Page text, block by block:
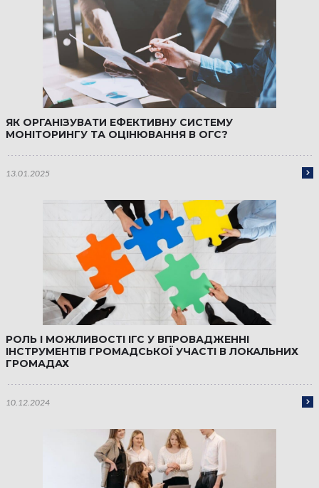
ЯК ОРГАНІЗУВАТИ ЕФЕКТИВНУ СИСТЕМУ
МОНІТОРИНГУ ТА ОЦІНЮВАННЯ В ОГС?
13.01.2025
РОЛЬ І МОЖЛИВОСТІ ІГС У ВПРОВАДЖЕННІ
ІНСТРУМЕНТІВ ГРОМАДСЬКОЇ УЧАСТІ В ЛОКАЛЬНИХ
ГРОМАДАХ
10.12.2024